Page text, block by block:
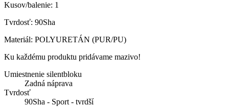
Kusov/balenie: 1
Tvrdosť: 90Sha
Materiál: POLYURETÁN (PUR/PU)
Ku každému produktu pridávame mazivo!
Umiestnenie silentbloku
Zadná náprava
Tvrdosť
90Sha - Sport - tvrdší